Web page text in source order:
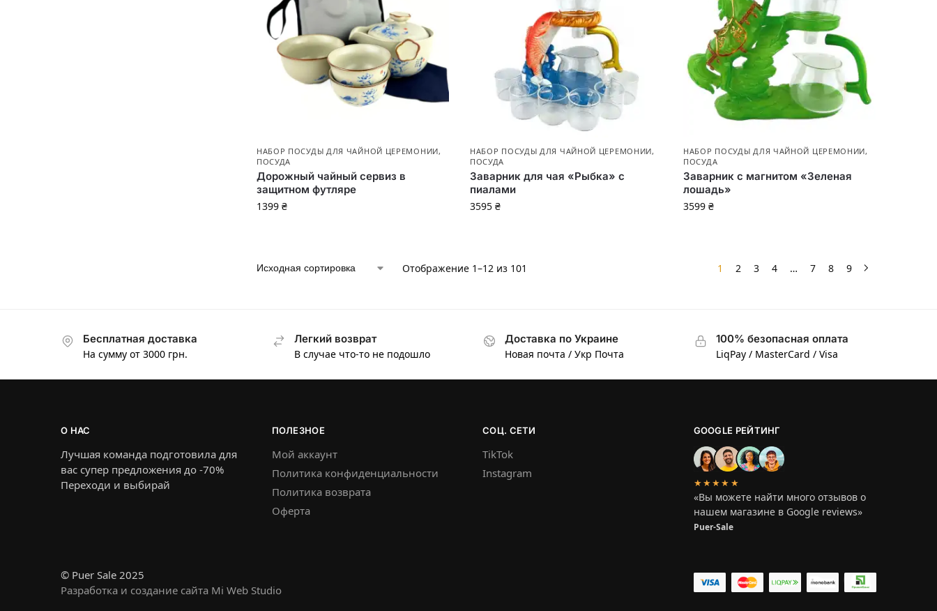
НАБОР ПОСУДЫ ДЛЯ ЧАЙНОЙ ЦЕРЕМОНИИ,
ПОСУДА
Дорожный чайный сервиз в
защитном футляре
1399 ₴
НАБОР ПОСУДЫ ДЛЯ ЧАЙНОЙ ЦЕРЕМОНИИ,
ПОСУДА
Заварник для чая «Рыбка» с
пиалами
3595 ₴
НАБОР ПОСУДЫ ДЛЯ ЧАЙНОЙ ЦЕРЕМОНИИ,
ПОСУДА
Заварник с магнитом «Зеленая
лошадь»
3599₴
Отображение 1–12 из 101 1 2 3 4 … 7 8 9
Бесплатная доставка
На сумму от 3000 грн.
Легкий возврат
В случае что-то не подошло
Доставка по Украине
Новая почта / Укр Почта
100% безопасная оплата
LiqPay / MasterCard / Visa
О НАС
Лучшая команда подготовила для
вас супер предложения до -70%
Переходи и выбирай
ПОЛЕЗНОЕ
Мой аккаунт
Политика конфиденциальности
Политика возврата
Оферта
СОЦ. СЕТИ
TikTok
Instagram
GOOGLE РЕЙТИНГ
★★★★★
«Вы можете найти много отзывов о
нашем магазине в Google reviews»
Puer-Sale
© Puer Sale 2025
Разработка и создание сайта Mi Web Studio